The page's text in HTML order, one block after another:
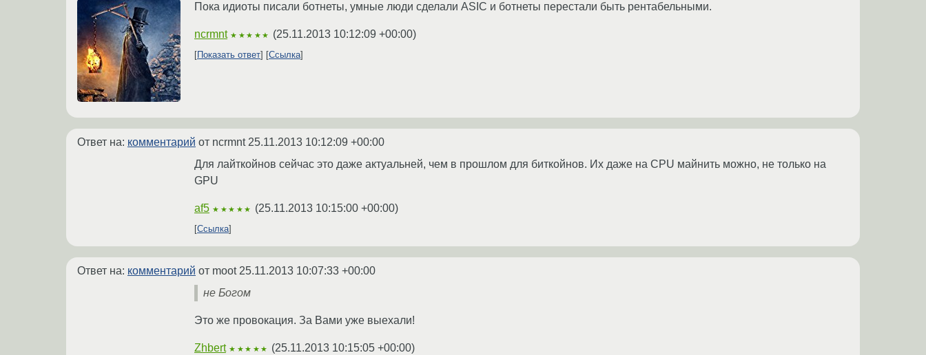
Пока идиоты писали ботнеты, умные люди сделали ASIC и ботнеты перестали быть рентабельными.
ncrmnt ★★★★★ (25.11.2013 10:12:09 +00:00)
Показать ответ Ссылка
Ответ на: комментарий от ncrmnt 25.11.2013 10:12:09 +00:00
Для лайткойнов сейчас это даже актуальней, чем в прошлом для биткойнов. Их даже на CPU майнить можно, не только на
GPU
af5 ★★★★★ (25.11.2013 10:15:00 +00:00)
Ссылка
Ответ на: комментарий от moot 25.11.2013 10:07:33 +00:00
не Богом
Это же провокация. За Вами уже выехали!
Zhbert ★★★★★ (25.11.2013 10:15:05 +00:00)